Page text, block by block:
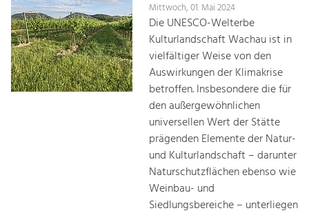
Soziales, Bildung &
Identität
Gleichberechtigung, Jugend und
Integration
Mobilität & Energie
Klimawandel, öffentlicher Verkehr und
Steigerung regionaler Wertschöpfung
Mittwoch, 01. Mai 2024
Die UNESCO-Welterbe
Kulturlandschaft Wachau ist in
vielfältiger Weise von den
Auswirkungen der Klimakrise
betroffen. Insbesondere die für
den außergewöhnlichen
universellen Wert der Stätte
prägenden Elemente der Natur-
und Kulturlandschaft – darunter
Naturschutzflächen ebenso wie
Weinbau- und
Siedlungsbereiche – unterliegen